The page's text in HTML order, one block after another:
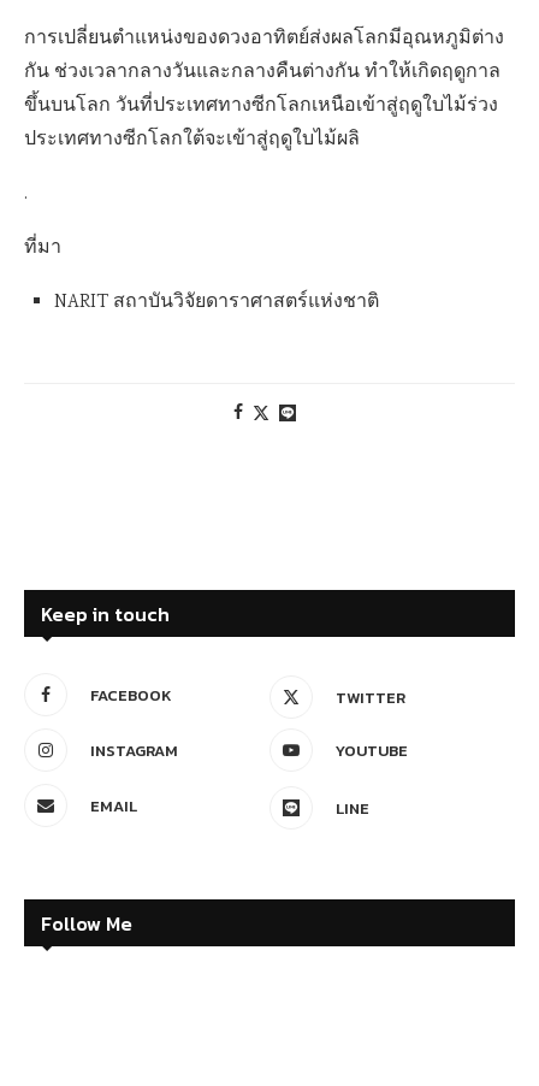
การเปลี่ยนตำแหน่งของดวงอาทิตย์ส่งผลโลกมีอุณหภูมิต่าง
กัน ช่วงเวลากลางวันและกลางคืนต่างกัน ทำให้เกิดฤดูกาล
ขึ้นบนโลก วันที่ประเทศทางซีกโลกเหนือเข้าสู่ฤดูใบไม้ร่วง
ประเทศทางซีกโลกใต้จะเข้าสู่ฤดูใบไม้ผลิ
.
ที่มา
NARIT สถาบันวิจัยดาราศาสตร์แห่งชาติ
Keep in touch
FACEBOOK TWITTER
INSTAGRAM YOUTUBE
EMAIL LINE
Follow Me